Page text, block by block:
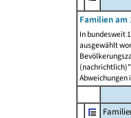
Familien am
In bundesweit
ausgewählt
Abweichungen